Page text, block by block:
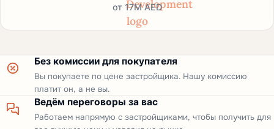
от 17M AED
Без комиссии для покупателя
Вы покупаете по цене застройщика. Нашу комиссию
платит он, а не вы.
Ведём переговоры за вас
Работаем напрямую с застройщиками, чтобы получить для